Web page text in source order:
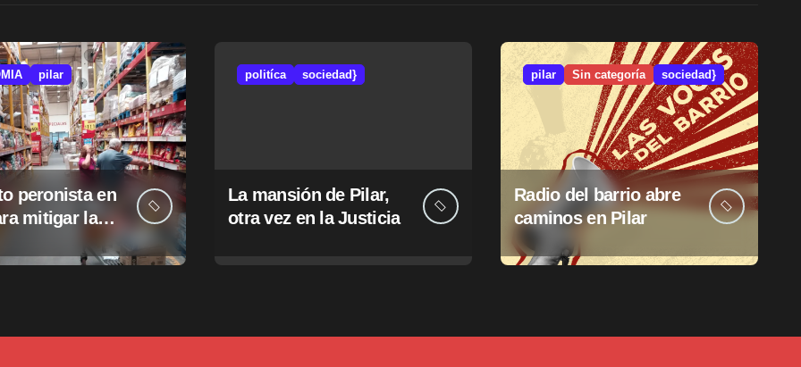
pilar
peronista en
mitigar la
politíca sociedad}
La mansión de Pilar,
otra vez en la Justicia
pilar Sin categoría sociedad}
Radio del barrio abre
caminos en Pilar